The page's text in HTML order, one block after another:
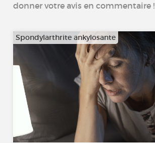
donner votre avis en commentaire !
Spondylarthrite ankylosante